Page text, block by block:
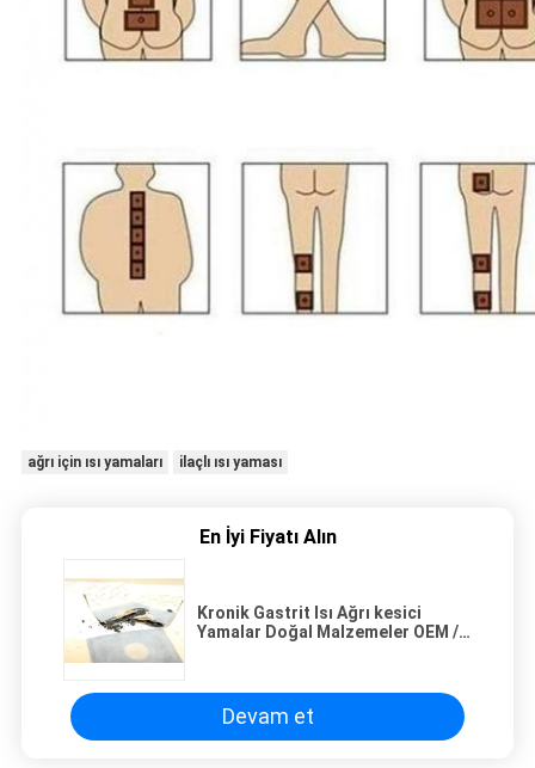
ağrı için ısı yamaları ilaçlı ısı yaması
En İyi Fiyatı Alın
Kronik Gastrit Isı Ağrı kesici
Yamalar Doğal Malzemeler OEM /
Devam et